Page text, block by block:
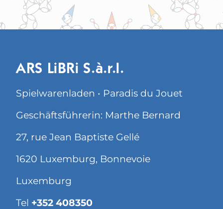
ARS LiBRi S.à.r.l.
Spielwarenladen • Paradis du Jouet
Geschäftsführerin: Marthe Bernard
27, rue Jean Baptiste Gellé
1620 Luxemburg, Bonnevoie
Luxemburg
Tel +352 408350